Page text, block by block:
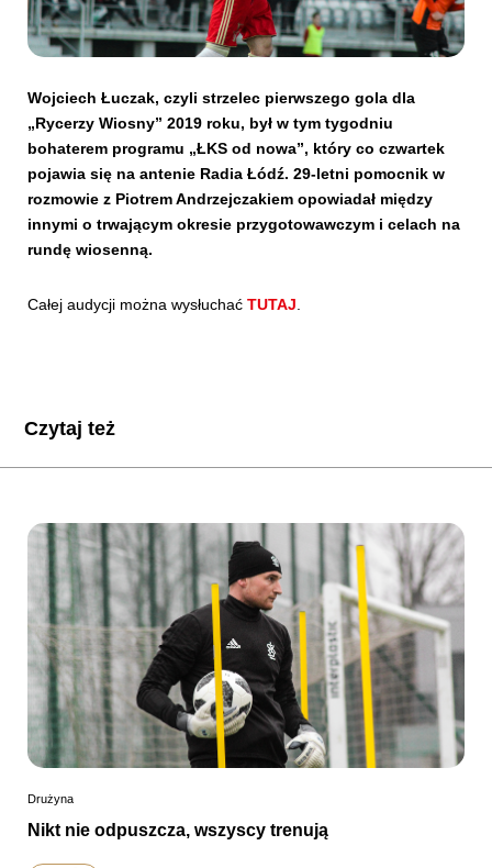
SKLEP KUP BILET
Wojciech Łuczak, czyli strzelec pierwszego gola dla
„Rycerzy Wiosny” 2019 roku, był w tym tygodniu
bohaterem programu „ŁKS od nowa”, który co czwartek
pojawia się na antenie Radia Łódź. 29-letni pomocnik w
rozmowie z Piotrem Andrzejczakiem opowiadał między
innymi o trwającym okresie przygotowawczym i celach na
rundę wiosenną.
Całej audycji można wysłuchać TUTAJ
Czytaj też
Drużyna
Nikt nie odpuszcza, wszyscy trenują